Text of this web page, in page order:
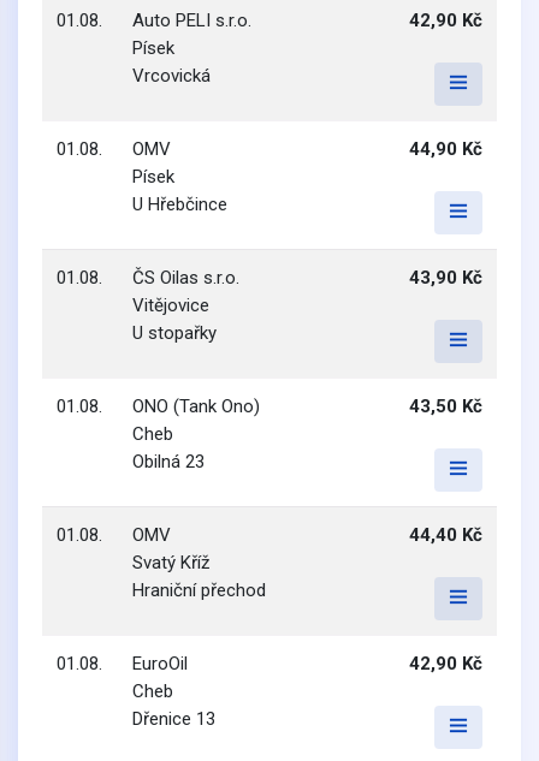
01.08.
Auto PELI s.r.o.
Písek
Vrcovická
42,90 Kč
01.08.
OMV
Písek
U Hřebčince
44,90 Kč
01.08.
ČS Oilas s.r.o.
Vitějovice
U stopařky
43,90 Kč
01.08.
ONO (Tank Ono)
Cheb
Obilná 23
43,50 Kč
01.08.
OMV
Svatý Kříž
Hraniční přechod
44,40 Kč
01.08.
EuroOil
Cheb
Dřenice 13
42,90 Kč